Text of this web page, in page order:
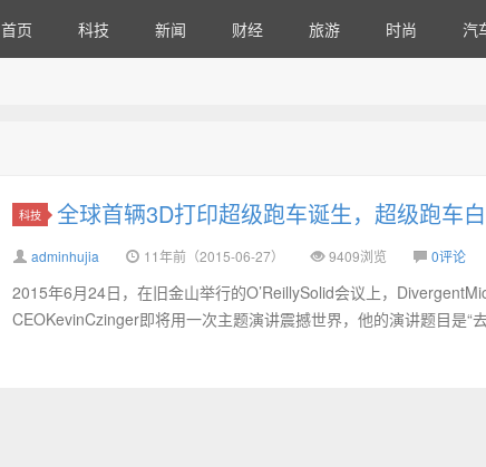
首页 科技 新闻 财经 旅游 时尚 汽
科技 全球首辆3D打印超级跑车诞生，超级跑车
adminhujia 11年前（2015-06-27） 9409浏览 0评论
2015年6月24日，在旧金山举行的O’ReillySolid会议上，
CEOKevinCzinger即将用一次主题演讲震撼世界，他的演讲题目是“